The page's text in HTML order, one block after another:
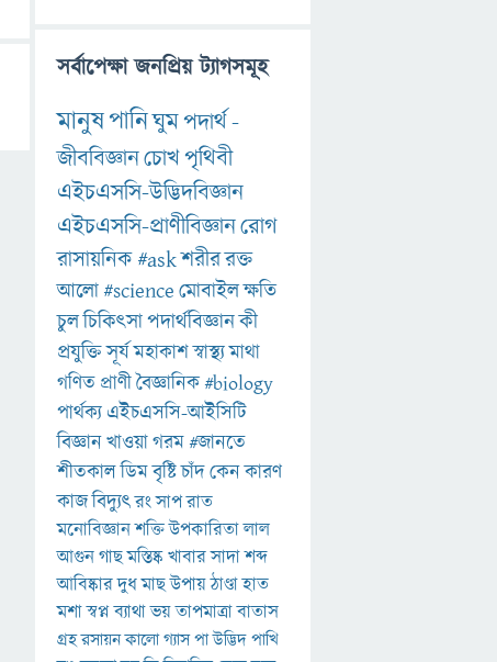
সর্বাপেক্ষা জনপ্রিয় ট্যাগসমূহ
মানুষপানিঘুমপদার্থ-
জীববিজ্ঞানচোখপৃথিবী
এইচএসসি-উদ্ভিদবিজ্ঞান
এইচএসসি-প্রাণীবিজ্ঞানরোগ
রাসায়নিক#askশরীররক্ত
আলো#scienceমোবাইলক্ষতি
চুলচিকিৎসাপদার্থবিজ্ঞানকী
প্রযুক্তিসূর্যমহাকাশস্বাস্থ্যমাথা
গণিত প্রাণীবৈজ্ঞানিক#biology
পার্থক্য এইচএসসি-আইসিটি
বিজ্ঞানখাওয়াগরম#জানতে
শীতকালডিমবৃষ্টিচাঁদকেনকারণ
কাজবিদ্যুৎরংসাপরাত
মনোবিজ্ঞানশক্তিউপকারিতালাল
আগুনগাছমস্তিষ্কখাবারসাদাশব্দ
আবিষ্কারদুধমাছউপায়ঠাণ্ডাহাত
মশাস্বপ্নব্যাথাভয়তাপমাত্রাবাতাস
গ্রহরসায়নকালোগ্যাসপাউদ্ভিদপাখি